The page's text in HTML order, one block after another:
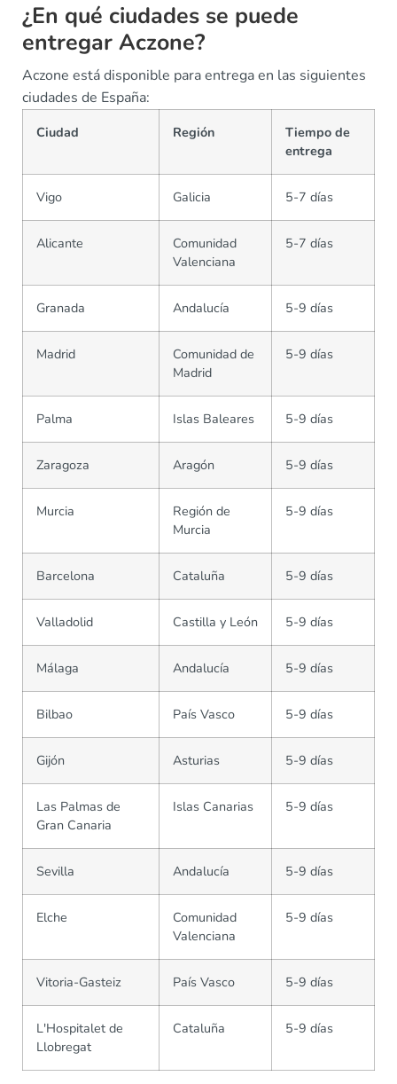
¿En qué ciudades se puede
entregar Aczone?
Aczone está disponible para entrega en las siguientes
ciudades de España:
Ciudad Región
Tiempo de
entrega
Vigo Galicia 5-7 días
Alicante
Comunidad
Valenciana
5-7 días
Granada Andalucía 5-9 días
Madrid
Comunidad de
Madrid
5-9 días
Palma Islas Baleares 5-9 días
Zaragoza Aragón 5-9 días
Murcia
Región de
Murcia
5-9 días
Barcelona Cataluña 5-9 días
Valladolid Castilla y León 5-9 días
Málaga Andalucía 5-9 días
Bilbao País Vasco 5-9 días
Gijón Asturias 5-9 días
Las Palmas de
Gran Canaria
Islas Canarias 5-9 días
Sevilla Andalucía 5-9 días
Elche
Comunidad
Valenciana
5-9 días
Vitoria-Gasteiz País Vasco 5-9 días
L'Hospitalet de
Llobregat
Cataluña 5-9 días